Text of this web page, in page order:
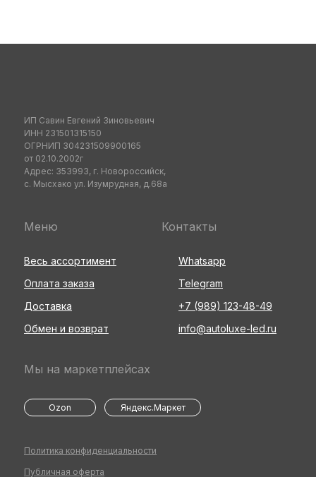
ИП Савин Евгений Зиновьевич
ИНН 231501315150
ОГРНИП 304231509900165
от 02.10.2002г
Адрес: 353993, г. Новороссийск,
с. Мысхако ул. Изумрудная, д.68а
Политика конфиденциальности
Публичная оферта
Обмен и возврат
Доставка
Оплата заказа
info@autoluxe-led.ru
Меню
Мы на маркетплейсах
Контакты
+7 (989) 123-48-49
Telegram
Весь ассортимент Whatsapp
Ozon Яндекс.Маркет